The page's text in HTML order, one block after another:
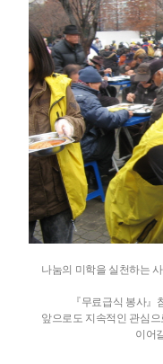
나눔의 미학을 실천하는
『무료급식 봉사
앞으로도 지속적인 관심
이어